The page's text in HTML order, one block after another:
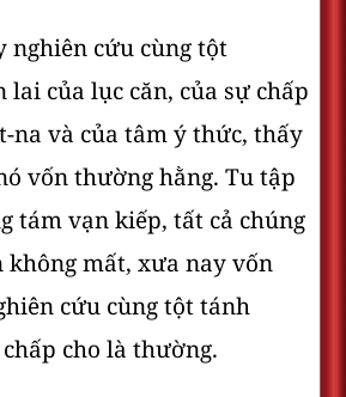
nghiên cứu cùng tột
lai của lục căn, của sự chấp
na và của tâm ý thức, thấy
vốn thường hằng. Tu tập
tám vạn kiếp, tất cả chúng
không mất, xưa nay vốn
cứu cùng tột tánh
cho là thường.